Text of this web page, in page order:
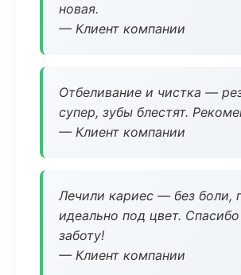
новая.
— Клиент компании
Отбеливание и чистка —
супер, зубы блестят.
— Клиент компании
Лечили кариес — без боли,
идеально под цвет. Спасибо
заботу!
— Клиент компании